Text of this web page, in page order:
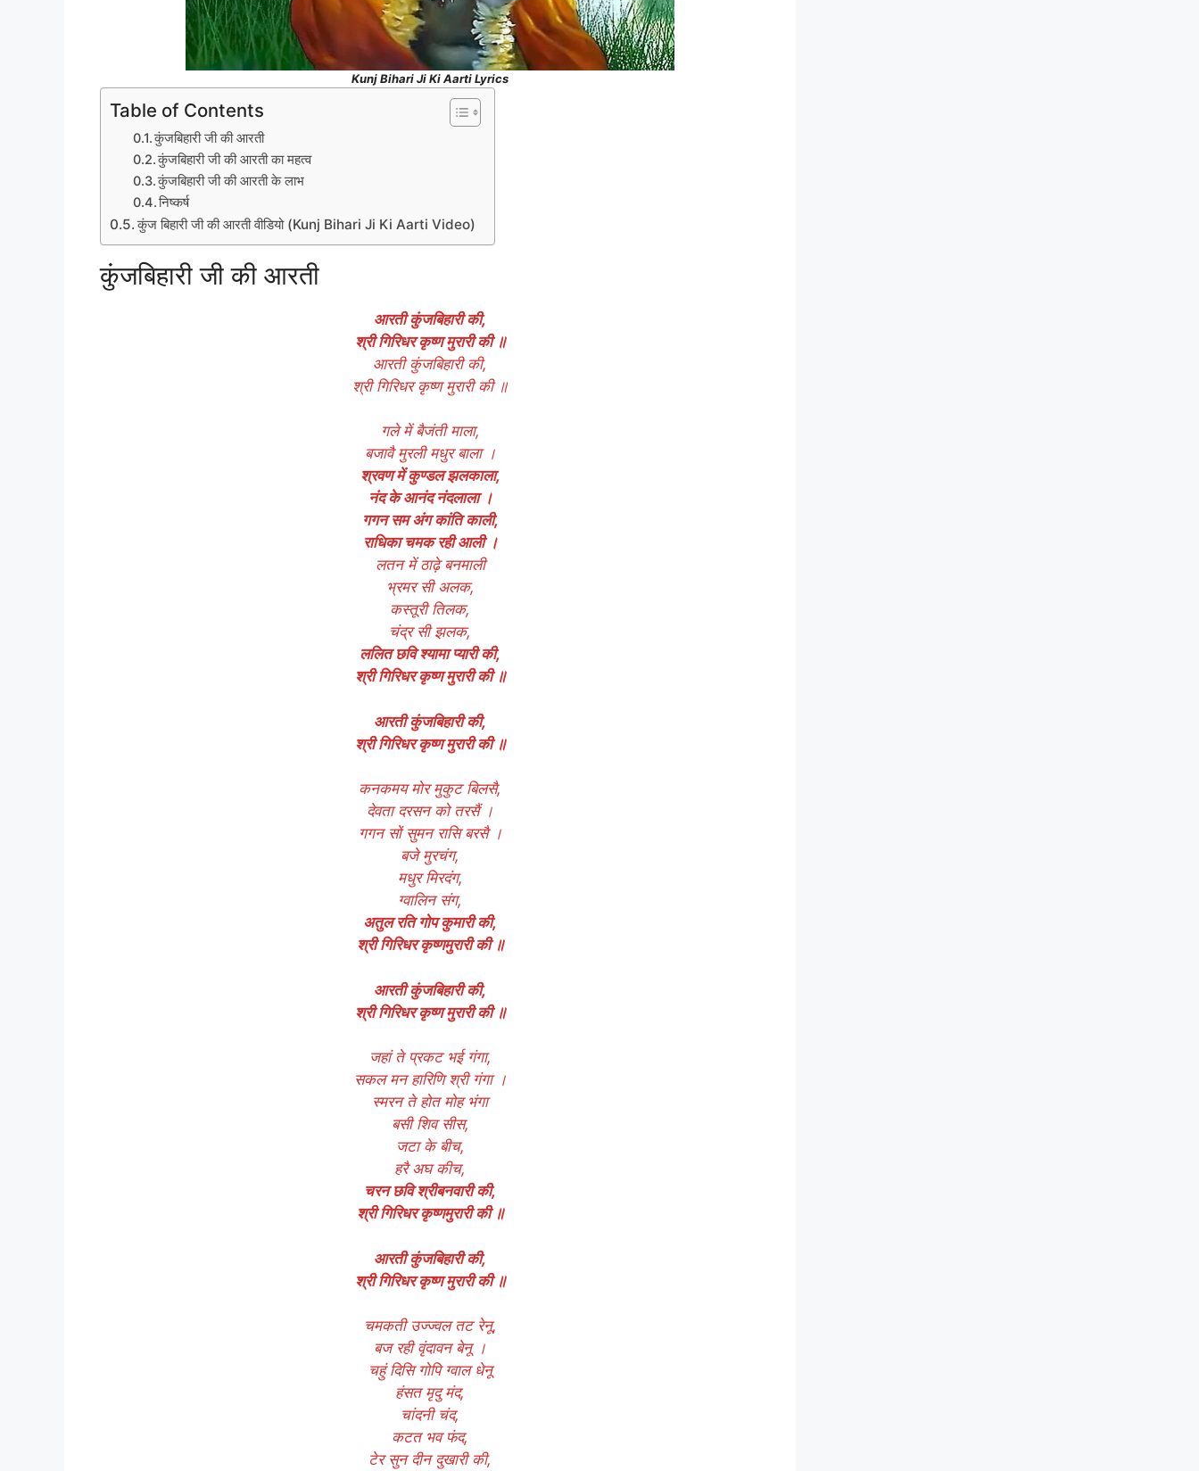
Kunj Bihari Ji Ki Aarti Lyrics
Table of Contents
कुंजबिहारी जी की आरती
कुंजबिहारी जी की आरती का महत्व
कुंजबिहारी जी की आरती के लाभ
निष्कर्ष
कुंज बिहारी जी की आरती वीडियो (Kunj Bihari Ji Ki Aarti Video)
कुंजबिहारी जी की आरती
आरती कुंजबिहारी की,
श्री गिरिधर कृष्ण मुरारी की ॥
आरती कुंजबिहारी की,
श्री गिरिधर कृष्ण मुरारी की ॥
गले में बैजंती माला,
बजावै मुरली मधुर बाला ।
श्रवण में कुण्डल झलकाला,
नंद के आनंद नंदलाला ।
गगन सम अंग कांति काली,
राधिका चमक रही आली ।
लतन में ठाढ़े बनमाली
भ्रमर सी अलक,
कस्तूरी तिलक,
चंद्र सी झलक,
ललित छवि श्यामा प्यारी की,
श्री गिरिधर कृष्ण मुरारी की ॥
आरती कुंजबिहारी की,
श्री गिरिधर कृष्ण मुरारी की ॥
कनकमय मोर मुकुट बिलसै,
देवता दरसन को तरसैं ।
गगन सों सुमन रासि बरसै ।
बजे मुरचंग,
मधुर मिरदंग,
ग्वालिन संग,
अतुल रति गोप कुमारी की,
श्री गिरिधर कृष्णमुरारी की ॥
आरती कुंजबिहारी की,
श्री गिरिधर कृष्ण मुरारी की ॥
जहां ते प्रकट भई गंगा,
सकल मन हारिणि श्री गंगा ।
स्मरन ते होत मोह भंगा
बसी शिव सीस,
जटा के बीच,
हरै अघ कीच,
चरन छवि श्रीबनवारी की,
श्री गिरिधर कृष्णमुरारी की ॥
आरती कुंजबिहारी की,
श्री गिरिधर कृष्ण मुरारी की ॥
चमकती उज्ज्वल तट रेनू,
बज रही वृंदावन बेनू ।
चहुं दिसि गोपि ग्वाल धेनू
हंसत मृदु मंद,
चांदनी चंद,
कटत भव फंद,
टेर सुन दीन दुखारी की,